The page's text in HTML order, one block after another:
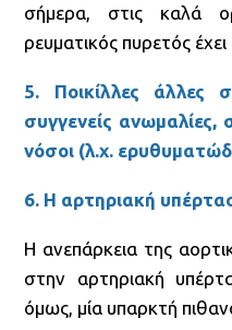
σήμερα, στις καλά
ρευματικός πυρετός
5. Ποικίλλες άλλες
συγγενείς ανωμαλίες,
νόσοι (λ.χ.
6. Η αρτηριακή
Η ανεπάρκεια της
στην αρτηριακή
όμως, μία υπαρκτή